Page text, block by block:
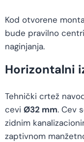
Kod otvorene
bude pravilno
naginjanja.
Horizontalni
Tehnički crtež
cevi Ø32 mm. Cev
zidnim
zaptivnom